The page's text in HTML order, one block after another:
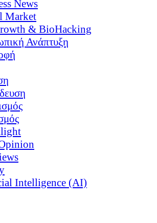
News
Market
& BioHacking
Ανάπτυξη
Intelligence (AI)